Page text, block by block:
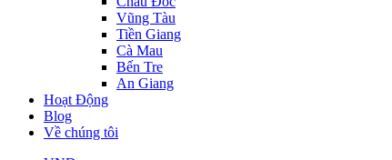
Vũng Tàu
Tiền Giang
Cà Mau
Bến Tre
An Giang
Hoạt Động
Blog
Về chúng tôi